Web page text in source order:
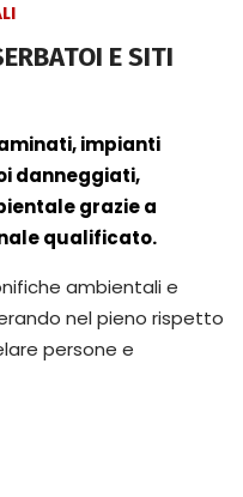
E SITI
impianti
danneggiati,
grazie a
qualificato.
ambientali e
nel pieno rispetto
persone e